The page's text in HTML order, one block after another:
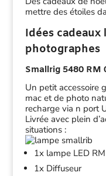
mettre des étoiles
Idées
photographes
Smallrig 5480 RM
Un petit accessoire
mac et de photo
recharge via n port
Livrée avec plein
situations :
1x lampe LED
1x Diffuseur